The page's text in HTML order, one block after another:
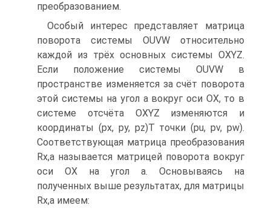
преобразованием.
Особый интерес представляет матрица
поворота системы OUVW относительно
каждой из трёх основных системы OXYZ.
Если положение системы OUVW в
пространстве изменяется за счёт поворота
этой системы на угол a вокруг оси OX, то в
системе отсчёта OXYZ изменяются и
координаты (px, py, pz)T точки (pu, pv, pw).
Соответствующая матрица преобразования
Rx,a называется матрицей поворота вокруг
оси OX на угол a. Основываясь на
полученных выше результатах, для матрицы
Rx,a имеем: